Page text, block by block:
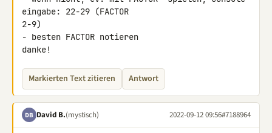
eingabe: 22-29 (FACTOR
2-9)
- besten FACTOR notieren
danke!
Markierten Text zitieren Antwort
DB David B.(mystisch) 2022-09-12 09:56#7188964